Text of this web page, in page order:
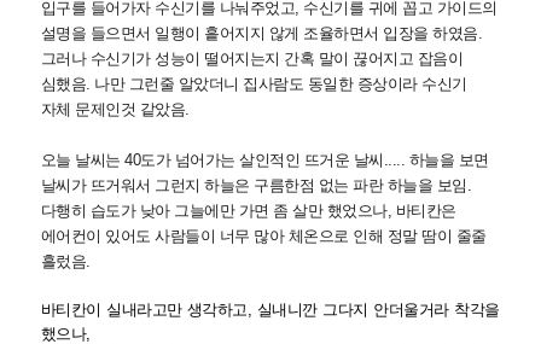
입구를 들어가자 수신기를 나눠주었고, 수신기를 귀에 꼽고 가이드의
설명을 들으면서 일행이 흩어지지 않게 조율하면서 입장을 하였음.
그러나 수신기가 성능이 떨어지는지 간혹 말이 끊어지고 잡음이
심했음. 나만 그런줄 알았더니 집사람도 동일한 증상이라 수신기
자체 문제인것 같았음.
오늘 날씨는 40도가 넘어가는 살인적인 뜨거운 날씨..... 하늘을 보면
날씨가 뜨거워서 그런지 하늘은 구름한점 없는 파란 하늘을 보임.
다행히 습도가 낮아 그늘에만 가면 좀 살만 했었으나, 바티칸은
에어컨이 있어도 사람들이 너무 많아 체온으로 인해 정말 땀이 줄줄
흘렀음.
바티칸이 실내라고만 생각하고, 실내니깐 그다지 안더울거라 착각을
했으나,